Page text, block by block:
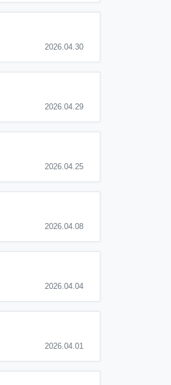
2026.04.30
2026.04.29
2026.04.25
2026.04.08
2026.04.04
2026.04.01